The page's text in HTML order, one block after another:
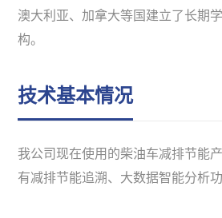
澳大利亚、加拿大等国建立了长期
构。
技术基本情况
我公司现在使用的柴油车减排节能
有减排节能追溯、大数据智能分析